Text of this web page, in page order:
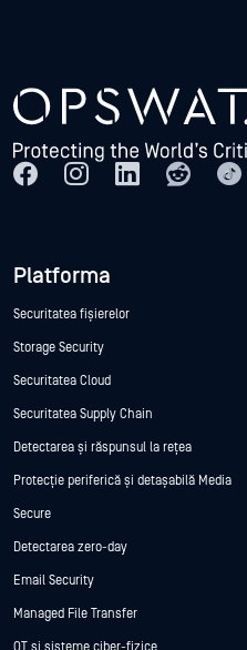
Platforma
Securitatea fișierelor
Storage Security
Securitatea Cloud
Securitatea Supply Chain
Detectarea și răspunsul la rețea
Protecție periferică și detașabilă Media
Secure
Detectarea zero-day
Email Security
Managed File Transfer